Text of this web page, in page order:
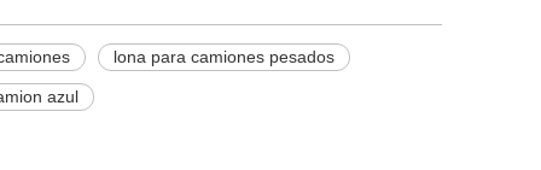
lona para camiones pesados
azul